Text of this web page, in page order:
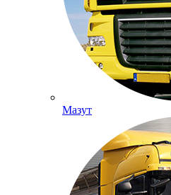
Мазут